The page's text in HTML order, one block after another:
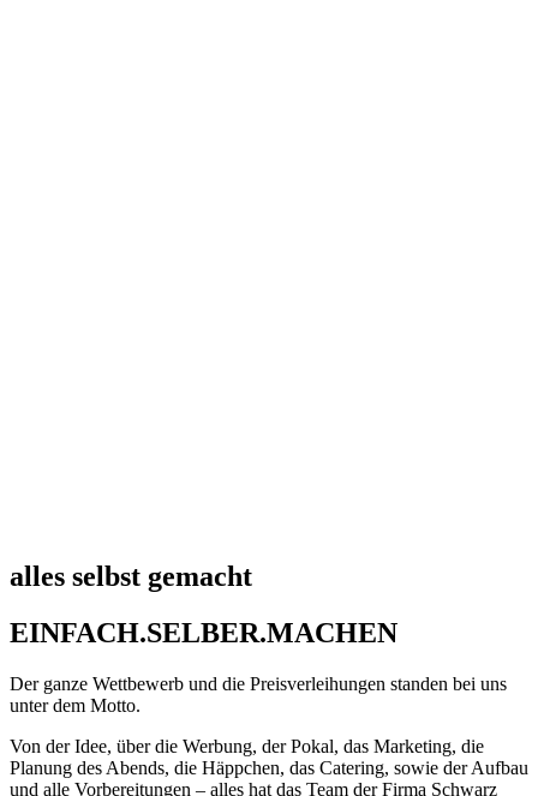
alles selbst gemacht
EINFACH.SELBER.MACHEN
Der ganze Wettbewerb und die Preisverleihungen standen bei uns
unter dem Motto.
Von der Idee, über die Werbung, der Pokal, das Marketing, die
Planung des Abends, die Häppchen, das Catering, sowie der Aufbau
und alle Vorbereitungen – alles hat das Team der Firma Schwarz